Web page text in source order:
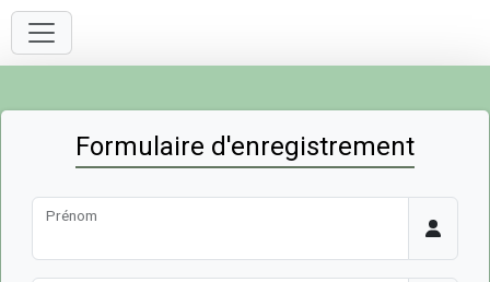
Formulaire d'enregistrement
Prénom